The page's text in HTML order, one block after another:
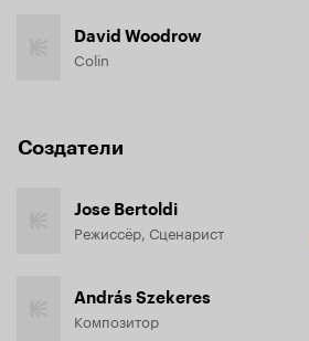
David Woodrow
Colin
Создатели
Jose Bertoldi
Режиссёр, Сценарист
András Szekeres
Композитор